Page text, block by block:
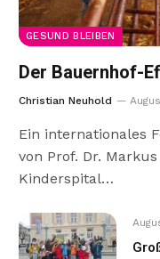
GESUND BLEIBEN
Der Bauernhof-
Christian Neuhold
Ein internationales
von Prof. Dr.
Kinderspital…